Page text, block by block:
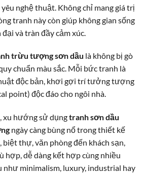
nghệ thuật. Không chỉ mang giá trị
tranh này còn giúp không gian sống
và tràn đầy cảm xúc.
trừu tượng sơn dầu là không bị gò
chuẩn màu sắc. Mỗi bức tranh là
độc bản, khơi gợi trí tưởng tượng
point) độc đáo cho ngôi nhà.
xu hướng sử dụngtranh sơn dầu
ngày càng bùng nổ trong thiết kế
biệt thự, văn phòng đến khách sạn,
hợp, dễ dàng kết hợp cùng nhiều
như minimalism, luxury, industrial hay